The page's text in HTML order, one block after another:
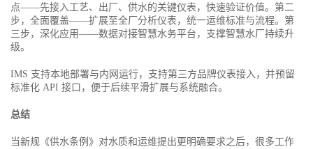
点——先接入工艺、出厂、供水的关键仪表，快速验证价值。第二
步，全面覆盖——扩展至全厂分析仪表，统一运维标准与流程。第
三步，深化应用——数据对接智慧水务平台，支撑智慧水厂持续升
级。
IMS 支持本地部署与内网运行，支持第三方品牌仪表接入，并预留
标准化 API 接口，便于后续平滑扩展与系统融合。
总结
当新规《供水条例》对水质和运维提出更明确要求之后，很多工作